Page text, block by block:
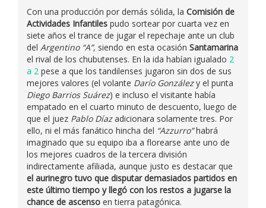
Con una producción por demás sólida, la Comisión de
Actividades Infantiles pudo sortear por cuarta vez en
siete años el trance de jugar el repechaje ante un club
del Argentino “A”, siendo en esta ocasión Santamarina
el rival de los chubutenses. En la ida habían igualado 2
a 2 pese a que los tandilenses jugaron sin dos de sus
mejores valores (el volante Darío Gonzálezy el punta
Diego Barrios Suárez) e incluso el visitante había
empatado en el cuarto minuto de descuento, luego de
que el juez Pablo Díazadicionara solamente tres. Por
ello, ni el más fanático hincha del “Azzurro”habrá
imaginado que su equipo iba a florearse ante uno de
los mejores cuadros de la tercera división
indirectamente afiliada, aunque justo es destacar que
el aurinegro tuvo que disputar demasiados partidos en
este último tiempo y llegó con los restos a jugarse la
chance de ascenso en tierra patagónica.